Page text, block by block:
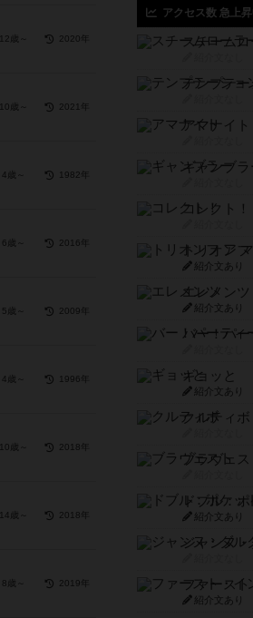
12歳～ 2020年
10歳～ 2021年
4歳～ 1982年
6歳～ 2016年
5歳～ 2009年
4歳～ 1996年
10歳～ 2018年
14歳～ 2018年
8歳～ 2019年
アクセス数 急上
スチームロ
テンプテー
アマナイト
ギャンブラ
コレクト！
トリオンフ
紹介文あり
エレメンツ
紹介文あり
バー！パー
ギョッと
紹介文あり
クルティボ
ブラヴェス
紹介文あり
紹介文あり